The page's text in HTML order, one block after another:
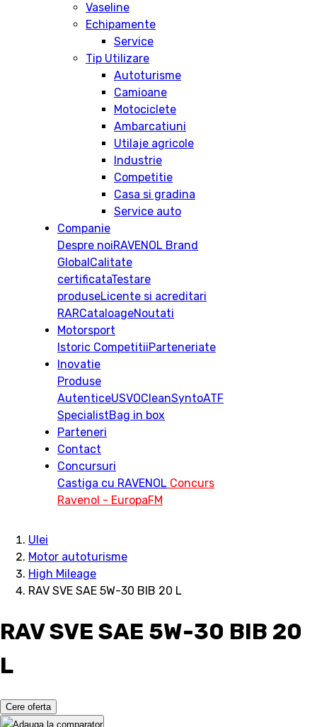
Vaseline
Echipamente
Service
Tip Utilizare
Autoturisme
Camioane
Motociclete
Ambarcatiuni
Utilaje agricole
Industrie
Competitie
Casa si gradina
Service auto
Companie
Despre noiRAVENOL Brand
GlobalCalitate
certificataTestare
produseLicente si acreditari
RARCataloageNoutati
Motorsport
Istoric CompetitiiParteneriate
Inovatie
Produse
AutenticeUSVOCleanSyntoATF
SpecialistBag in box
Parteneri
Contact
Concursuri
Castiga cu RAVENOL Concurs
Ravenol - EuropaFM
Ulei
Motor autoturisme
High Mileage
RAV SVE SAE 5W-30 BIB 20 L
RAV SVE SAE 5W-30 BIB 20
L
Cere oferta
Adauga la comparator